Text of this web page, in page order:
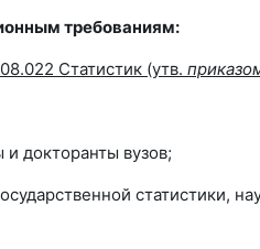
требованиям:
08.022 Статистик (утв.
докторанты вузов;
статистики,